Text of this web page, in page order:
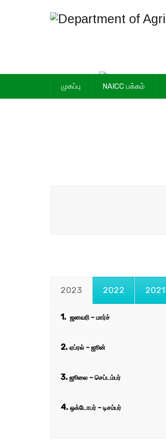
முகப்பு NAICC பக்கம்
2023 2022 2021
1. ஜனவரி – மார்ச்
2. ஏப்ரல் – ஜூன்
3. ஜூலை – செப்டம்பர்
4. ஒக்டோபர் – டிசம்பர்